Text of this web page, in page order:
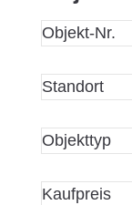
Objekt-Nr.
Standort
Objekttyp
Kaufpreis